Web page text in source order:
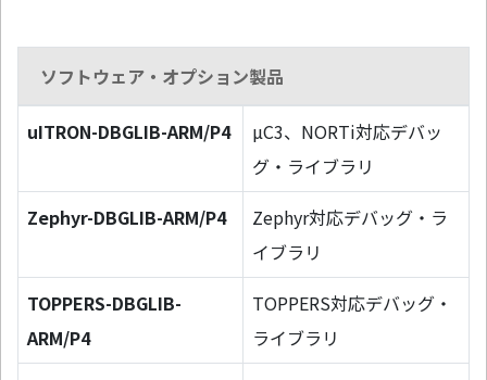
ソフトウェア・オプション製品
uITRON-DBGLIB-ARM/P4
µC3、NORTi対応デバッ
グ・ライブラリ
Zephyr-DBGLIB-ARM/P4
Zephyr対応デバッグ・ラ
イブラリ
TOPPERS-DBGLIB-
ARM/P4
TOPPERS対応デバッグ・
ライブラリ